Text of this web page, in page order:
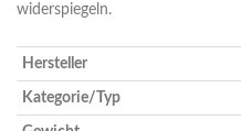
widerspiegeln.
Hersteller
Kategorie/Typ